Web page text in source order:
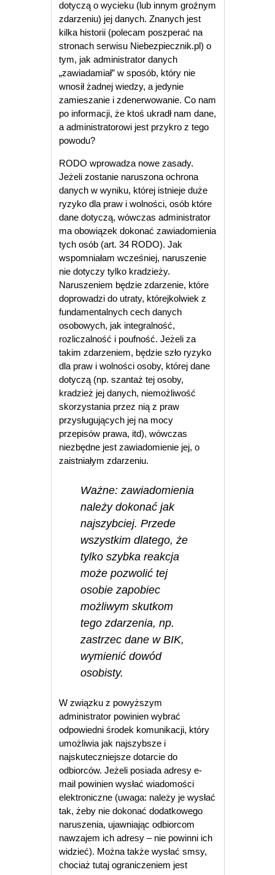
dotyczą o wycieku (lub innym groźnym
zdarzeniu) jej danych. Znanych jest
kilka historii (polecam poszperać na
stronach serwisu Niebezpiecznik.pl) o
tym, jak administrator danych
„zawiadamiał” w sposób, który nie
wnosił żadnej wiedzy, a jedynie
zamieszanie i zdenerwowanie. Co nam
po informacji, że ktoś ukradł nam dane,
a administratorowi jest przykro z tego
powodu?
RODO wprowadza nowe zasady.
Jeżeli zostanie naruszona ochrona
danych w wyniku, której istnieje duże
ryzyko dla praw i wolności, osób które
dane dotyczą, wówczas administrator
ma obowiązek dokonać zawiadomienia
tych osób (art. 34 RODO). Jak
wspomniałam wcześniej, naruszenie
nie dotyczy tylko kradzieży.
Naruszeniem będzie zdarzenie, które
doprowadzi do utraty, którejkolwiek z
fundamentalnych cech danych
osobowych, jak integralność,
rozliczalność i poufność. Jeżeli za
takim zdarzeniem, będzie szło ryzyko
dla praw i wolności osoby, której dane
dotyczą (np. szantaż tej osoby,
kradzież jej danych, niemożliwość
skorzystania przez nią z praw
przysługujących jej na mocy
przepisów prawa, itd), wówczas
niezbędne jest zawiadomienie jej, o
zaistniałym zdarzeniu.
Ważne: zawiadomienia
należy dokonać jak
najszybciej. Przede
wszystkim dlatego, że
tylko szybka reakcja
może pozwolić tej
osobie zapobiec
możliwym skutkom
tego zdarzenia, np.
zastrzec dane w BIK,
wymienić dowód
osobisty.
W związku z powyższym
administrator powinien wybrać
odpowiedni środek komunikacji, który
umożliwia jak najszybsze i
najskuteczniejsze dotarcie do
odbiorców. Jeżeli posiada adresy e-
mail powinien wysłać wiadomości
elektroniczne (uwaga: należy je wysłać
tak, żeby nie dokonać dodatkowego
naruszenia, ujawniając odbiorcom
nawzajem ich adresy – nie powinni ich
widzieć). Można także wysłać smsy,
chociaż tutaj ograniczeniem jest